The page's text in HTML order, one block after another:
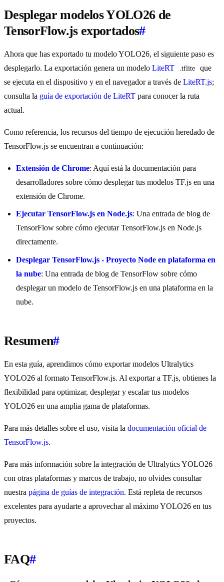
Desplegar modelos YOLO26 de
TensorFlow.js exportados#
Ahora que has exportado tu modelo YOLO26, el siguiente paso es
desplegarlo. La exportación genera un modelo LiteRT .tflite
que
se ejecuta en el dispositivo y en el navegador a través de LiteRT.js;
consulta la guía de exportación de LiteRT para conocer la ruta
actual.
Como referencia, los recursos del tiempo de ejecución heredado de
TensorFlow.js se encuentran a continuación:
Extensión de Chrome: Aquí está la documentación para
desarrolladores sobre cómo desplegar tus modelos TF.js en una
extensión de Chrome.
Ejecutar TensorFlow.js en Node.js: Una entrada de blog de
TensorFlow sobre cómo ejecutar TensorFlow.js en Node.js
directamente.
Desplegar TensorFlow.js - Proyecto Node en plataforma en
la nube: Una entrada de blog de TensorFlow sobre cómo
desplegar un modelo de TensorFlow.js en una plataforma en la
nube.
Resumen#
En esta guía, aprendimos cómo exportar modelos Ultralytics
YOLO26 al formato TensorFlow.js. Al exportar a TF.js, obtienes la
flexibilidad para optimizar, desplegar y escalar tus modelos
YOLO26 en una amplia gama de plataformas.
Para más detalles sobre el uso, visita la documentación oficial de
TensorFlow.js.
Para más información sobre la integración de Ultralytics YOLO26
con otras plataformas y marcos de trabajo, no olvides consultar
nuestra página de guías de integración. Está repleta de recursos
excelentes para ayudarte a aprovechar al máximo YOLO26 en tus
proyectos.
FAQ#